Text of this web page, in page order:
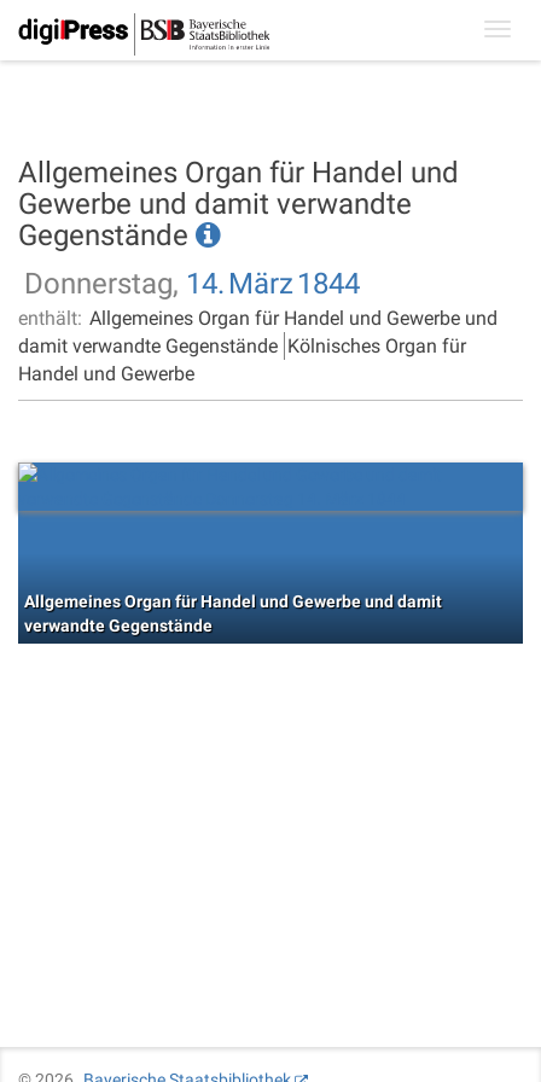
Allgemeines Organ für Handel und
Gewerbe und damit verwandte
Gegenstände
Donnerstag, 14. März 1844
enthält: Allgemeines Organ für Handel und Gewerbe und
damit verwandte Gegenstände Kölnisches Organ für
Handel und Gewerbe
Allgemeines Organ für Handel und Gewerbe und damit
verwandte Gegenstände